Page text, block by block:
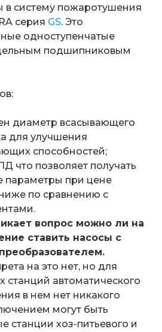
в систему пожаротушения
серия GS. Это
одноступенчатые
подшипниковым
диаметр всасывающего
для улучшения
способностей;
что позволяет получать
параметры при цене
по сравнению с
вопрос можно ли на
ставить насосы с
.
на это нет, но для
станций автоматического
в нем нет никакого
могут быть
станции хоз-питьевого и